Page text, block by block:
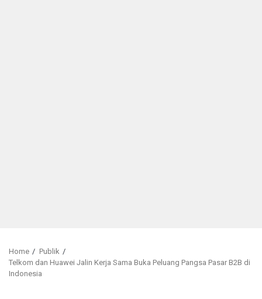
Home
Publik
Telkom dan Huawei Jalin Kerja Sama Buka Peluang Pangsa Pasar B2B di
Indonesia